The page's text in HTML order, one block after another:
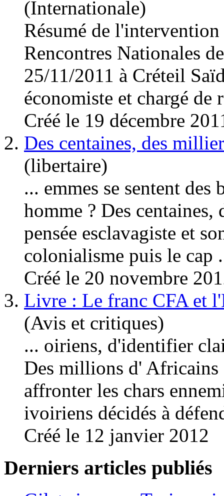
(Internationale)
Résumé de
Rencontres Nationales
25/11/2011 à Créteil
économiste et chargé
Créé le 19 décembre
2. Des centaines, des
(libertaire)
... emmes se sentent
homme ? Des
pensée esclavagiste et
colonialisme puis le cap
Créé le 20 novembre
3. Livre : Le franc CFA et
(Avis et critiques)
... oiriens, d'identifier
Des millions d' Africains
affronter les chars
ivoiriens décidés à
Créé le 12 janvier 2012
Derniers articles publiés